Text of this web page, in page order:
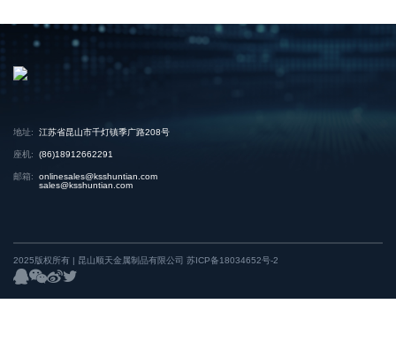
地址: 江苏省昆山市千灯镇季广路208号
座机: (86)18912662291
邮箱:
onlinesales@ksshuntian.com
sales@ksshuntian.com
2025版权所有 | 昆山顺天金属制品有限公司 苏ICP备18034652号-2